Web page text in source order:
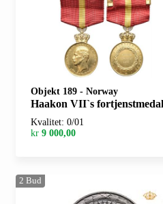
Objekt 189 - Norway
Haakon VII`s fortjenstmedalje. Gull med krone,
Kvalitet: 0/01
kr 9 000,00
2 Bud